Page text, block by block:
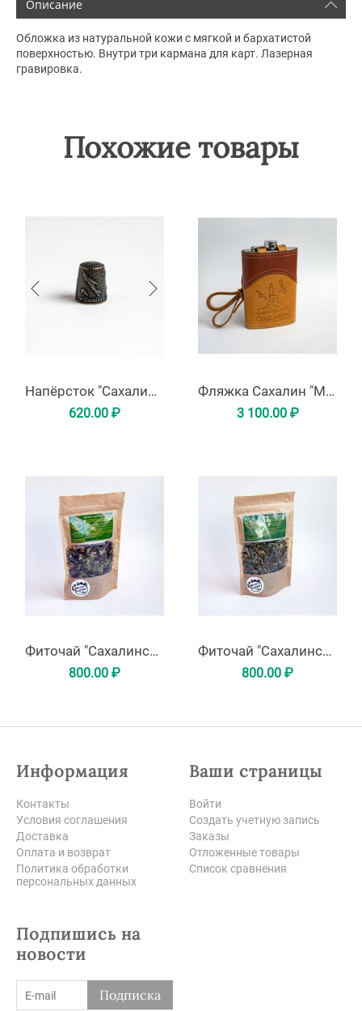
Описание
Обложка из натуральной кожи с мягкой и бархатистой
поверхностью. Внутри три кармана для карт. Лазерная
гравировка.
Похожие товары
Напёрсток "Сахалин-Курильские острова" из латуни
620.00 ₽
Фляжка Сахалин "Маяк Анива"
3 100.00 ₽
Фиточай "Сахалинское яблочко"
800.00 ₽
Фиточай "Сахалинское здоровье"
800.00 ₽
Информация
Контакты
Условия соглашения
Доставка
Оплата и возврат
Политика обработки
персональных данных
Ваши страницы
Войти
Создать учетную запись
Заказы
Отложенные товары
Список сравнения
Подпишись на
новости
Подписка